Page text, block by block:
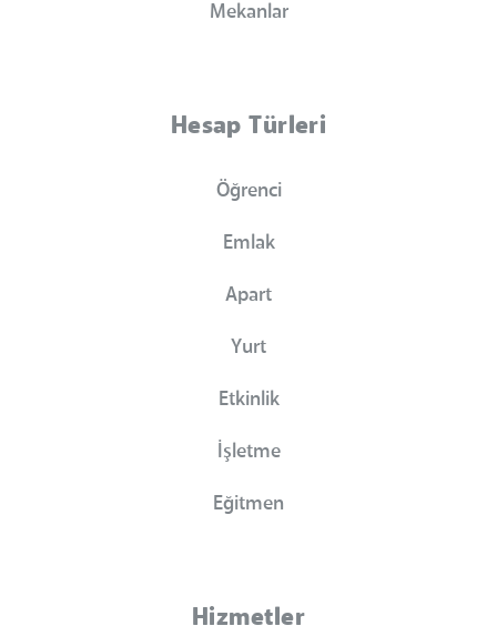
Mekanlar
Hesap Türleri
Öğrenci
Emlak
Apart
Yurt
Etkinlik
İşletme
Eğitmen
Hizmetler